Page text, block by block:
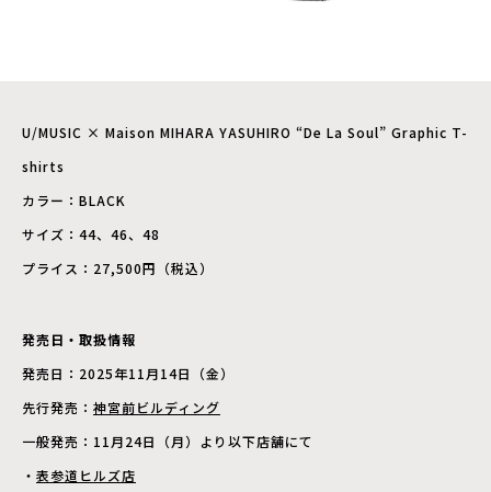
U/MUSIC × Maison MIHARA YASUHIRO “De La Soul” Graphic T-
shirts
カラー：BLACK
サイズ：44、46、48
プライス：27,500円（税込）
発売日・取扱情報
発売日：2025年11月14日（金）
先行発売： 神宮前ビルディング
一般発売：11月24日（月）より以下店舗にて
・ 表参道ヒルズ店